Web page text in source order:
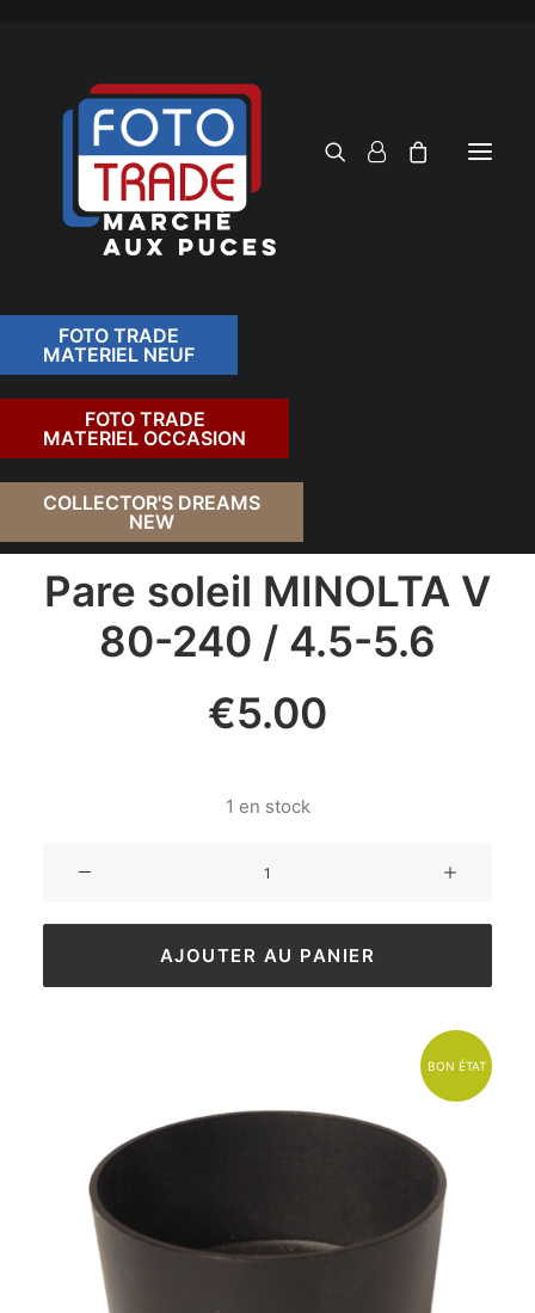
FOTO TRADE
MATERIEL NEUF
FOTO TRADE
MATERIEL OCCASION
COLLECTOR'S DREAMS
NEW
RETOUR
Pare soleil MINOLTA V
80-240 / 4.5-5.6
€5.00
1 en stock
AJOUTER AU PANIER
BON ÉTAT